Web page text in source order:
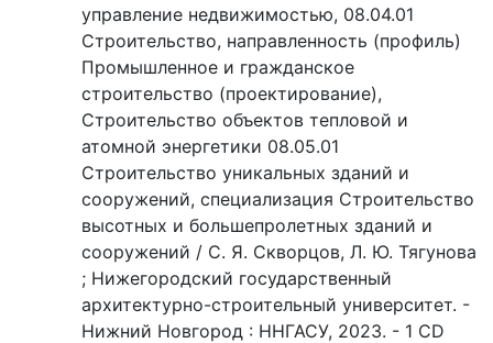
управление недвижимостью, 08.04.01
Строительство, направленность (профиль)
Промышленное и гражданское
строительство (проектирование),
Строительство объектов тепловой и
атомной энергетики 08.05.01
Строительство уникальных зданий и
сооружений, специализация Строительство
высотных и большепролетных зданий и
сооружений / С. Я. Скворцов, Л. Ю. Тягунова
; Нижегородский государственный
архитектурно-строительный университет. -
Нижний Новгород : ННГАСУ, 2023. - 1 CD